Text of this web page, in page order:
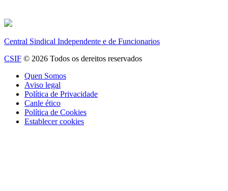
Central Sindical Independente e de Funcionarios
CSIF © 2026 Todos os dereitos reservados
Quen Somos
Aviso legal
Política de Privacidade
Canle ético
Política de Cookies
Establecer cookies